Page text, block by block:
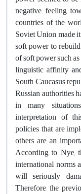
negative feeling
countries of the
Soviet Union made
soft power to
of soft power such
linguistic affinity
South Caucasus
Russian authorities
in many
interpretation of
policies that are
others are an
According to Nye,
international norms
will seriously
Therefore, the